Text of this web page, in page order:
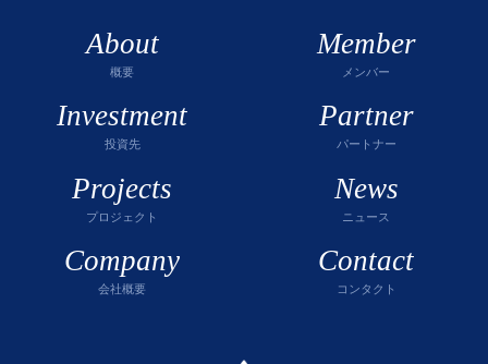
About
概要
Member
メンバー
Investment
投資先
Partner
パートナー
Projects
プロジェクト
News
ニュース
Company
会社概要
Contact
コンタクト